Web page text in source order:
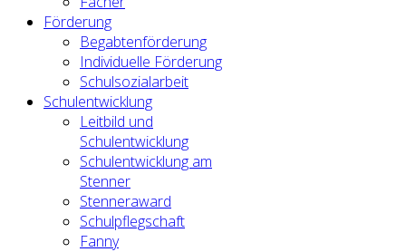
Förderung
Begabtenförderung
Individuelle Förderung
Schulsozialarbeit
Schulentwicklung
Leitbild und
Schulentwicklung
Schulentwicklung am
Stenner
Stenneraward
Schulpflegschaft
Fanny